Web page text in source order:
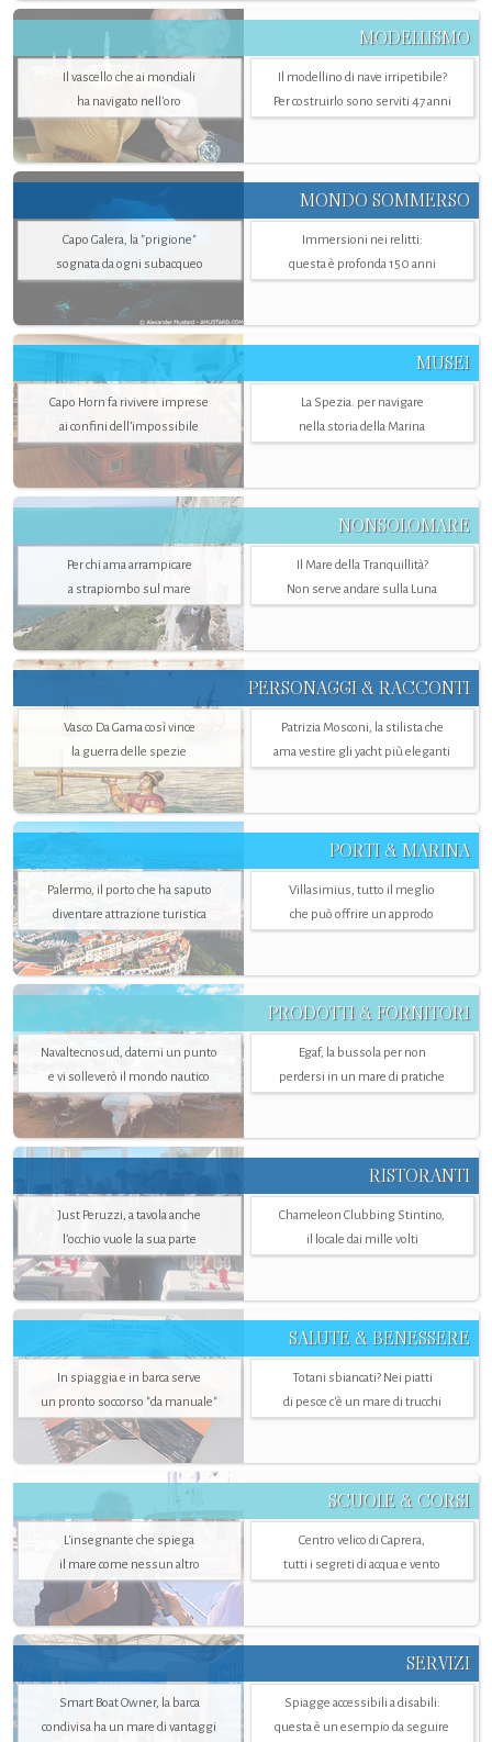
MODELLISMO
Il vascello che ai mondiali
ha navigato nell’oro
Il modellino di nave irripetibile?
Per costruirlo sono serviti 47 anni
MONDO SOMMERSO
Capo Galera, la "prigione"
sognata da ogni subacqueo
Immersioni nei relitti:
questa è profonda 150 anni
MUSEI
Capo Horn fa rivivere imprese
ai confini dell’impossibile
La Spezia. per navigare
nella storia della Marina
NONSOLOMARE
Per chi ama arrampicare
a strapiombo sul mare
Il Mare della Tranquillità?
Non serve andare sulla Luna
PERSONAGGI & RACCONTI
Vasco Da Gama così vince
la guerra delle spezie
Patrizia Mosconi, la stilista che
ama vestire gli yacht più eleganti
PORTI & MARINA
Palermo, il porto che ha saputo
diventare attrazione turistica
Villasimius, tutto il meglio
che può offrire un approdo
PRODOTTI & FORNITORI
Navaltecnosud, datemi un punto
e vi solleverò il mondo nautico
Egaf, la bussola per non
perdersi in un mare di pratiche
RISTORANTI
Just Peruzzi, a tavola anche
l’occhio vuole la sua parte
Chameleon Clubbing Stintino,
il locale dai mille volti
SALUTE & BENESSERE
In spiaggia e in barca serve
un pronto soccorso "da manuale"
Totani sbiancati? Nei piatti
di pesce c'è un mare di trucchi
SCUOLE & CORSI
L'insegnante che spiega
il mare come nessun altro
Centro velico di Caprera,
tutti i segreti di acqua e vento
SERVIZI
Smart Boat Owner, la barca
condivisa ha un mare di vantaggi
Spiagge accessibili a disabili:
questa è un esempio da seguire